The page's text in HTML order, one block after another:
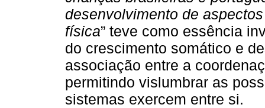
desenvolvimento de
física” teve como essência
do crescimento somático e
associação entre a
permitindo vislumbrar as
sistemas exercem entre si.